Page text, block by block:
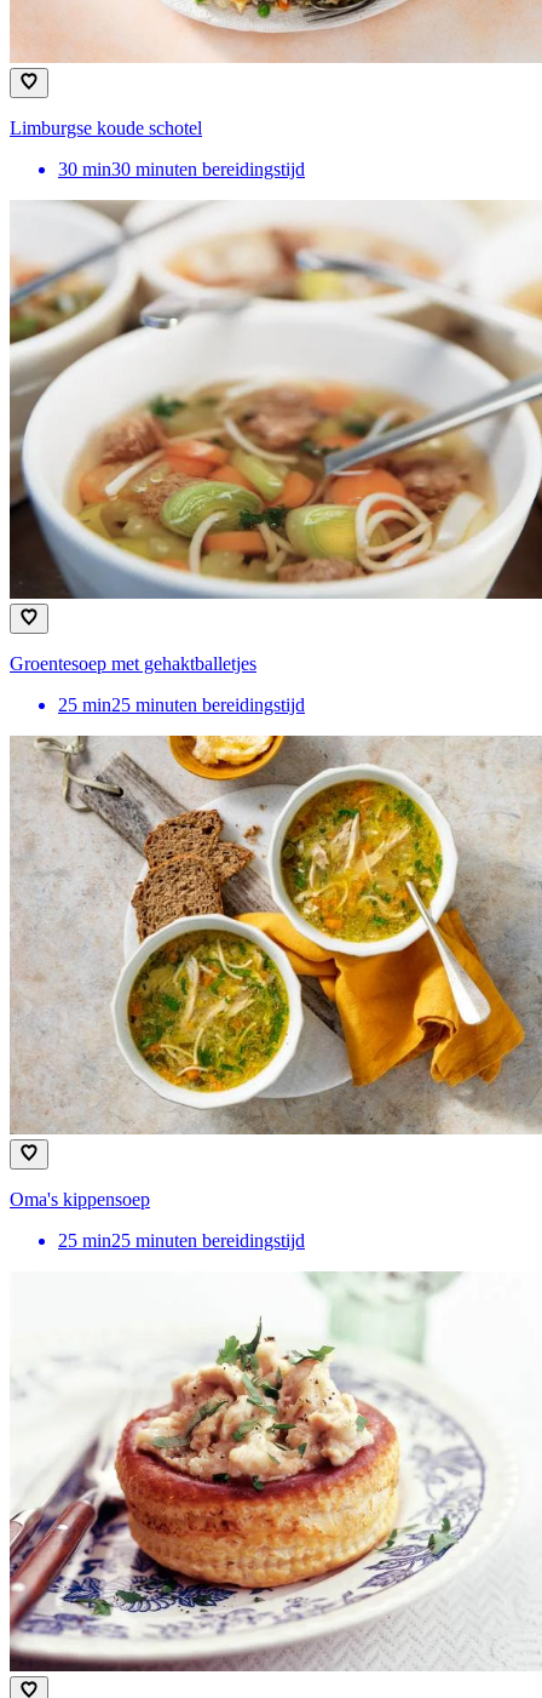
Limburgse koude schotel
30 min30 minuten bereidingstijd
Groentesoep met gehaktballetjes
25 min25 minuten bereidingstijd
Oma's kippensoep
25 min25 minuten bereidingstijd